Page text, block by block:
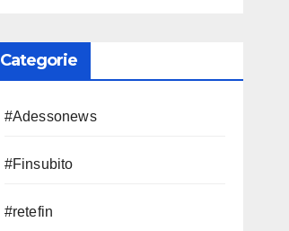
Categorie
#Adessonews
#Finsubito
#retefin